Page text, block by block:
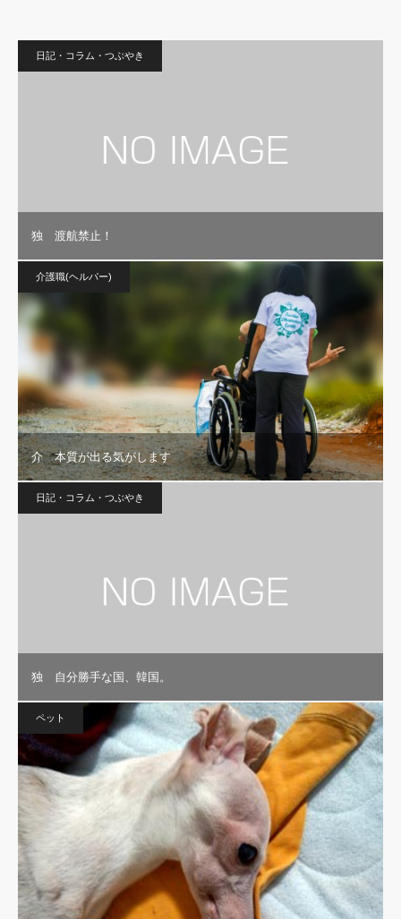
日記・コラム・つぶやき
独 渡航禁止！
介護職(ヘルパー)
介 本質が出る気がします
日記・コラム・つぶやき
独 自分勝手な国、韓国。
ペット